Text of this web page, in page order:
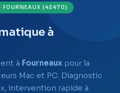
FOURNEAUX (42470)
à
à Fourneaux pour la
Mac et PC. Diagnostic
intervention rapide à